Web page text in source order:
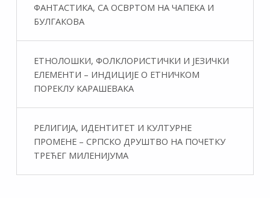
ФАНТАСТИКA, СА ОСВРТОМ НА ЧАПЕКА И
БУЛГАКОВА
ЕТНОЛОШКИ, ФОЛКЛОРИСТИЧКИ И ЈЕЗИЧКИ
ЕЛЕМЕНТИ – ИНДИЦИЈЕ О ЕТНИЧКОМ
ПОРЕКЛУ КАРАШЕВАКА
РЕЛИГИЈА, ИДЕНТИТЕТ И КУЛТУРНЕ
ПРОМЕНЕ – СРПСКО ДРУШТВО НА ПОЧЕТКУ
ТРЕЋЕГ МИЛЕНИЈУМА